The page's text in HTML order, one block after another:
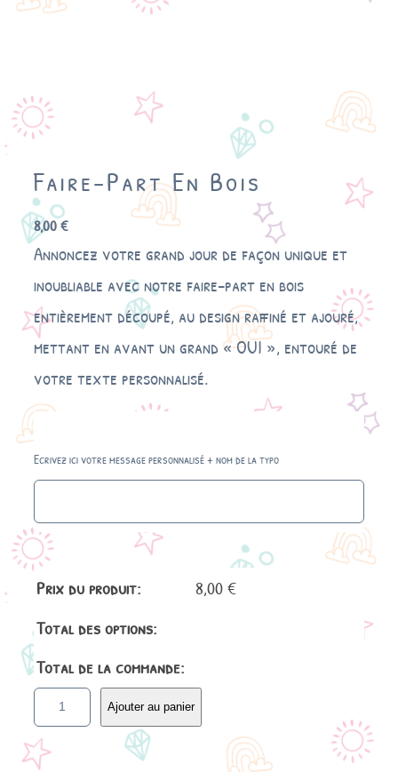
Faire-Part En Bois
8,00€
Annoncez votre grand jour de façon unique et
inoubliable avec notre faire-part en bois
entièrement découpé, au design raffiné et ajouré,
mettant en avant un grand « OUI », entouré de
votre texte personnalisé.
Ecrivez ici votre message personnalisé + nom de la typo
Prix du produit: 8,00€
Total des options:
Total de la commande:
q
n
Ajouter au panier